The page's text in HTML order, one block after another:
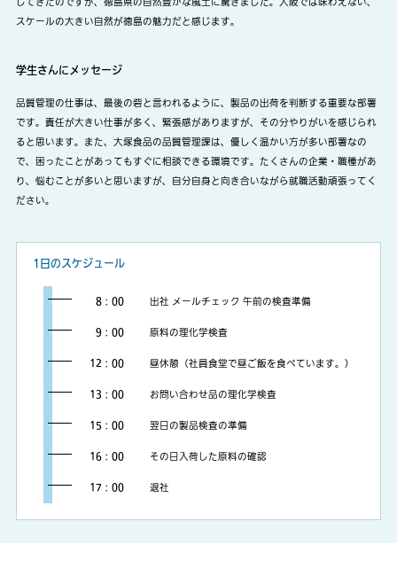
スケールの大きい自然が徳島の魅力だと感じます。
学生さんにメッセージ
品質管理の仕事は、最後の砦と言われるように、製品の出荷を判断する重要な部署
です。責任が大きい仕事が多く、緊張感がありますが、その分やりがいを感じられ
ると思います。また、大塚食品の品質管理課は、優しく温かい方が多い部署なの
で、困ったことがあってもすぐに相談できる環境です。たくさんの企業・職種があ
り、悩むことが多いと思いますが、自分自身と向き合いながら就職活動頑張ってく
ださい。
1日のスケジュール
8：00 出社 メールチェック 午前の検査準備
9：00 原料の理化学検査
12：00 昼休憩（社員食堂で昼ご飯を食べています。）
13：00 お問い合わせ品の理化学検査
15：00 翌日の製品検査の準備
16：00 その日入荷した原料の確認
17：00 退社